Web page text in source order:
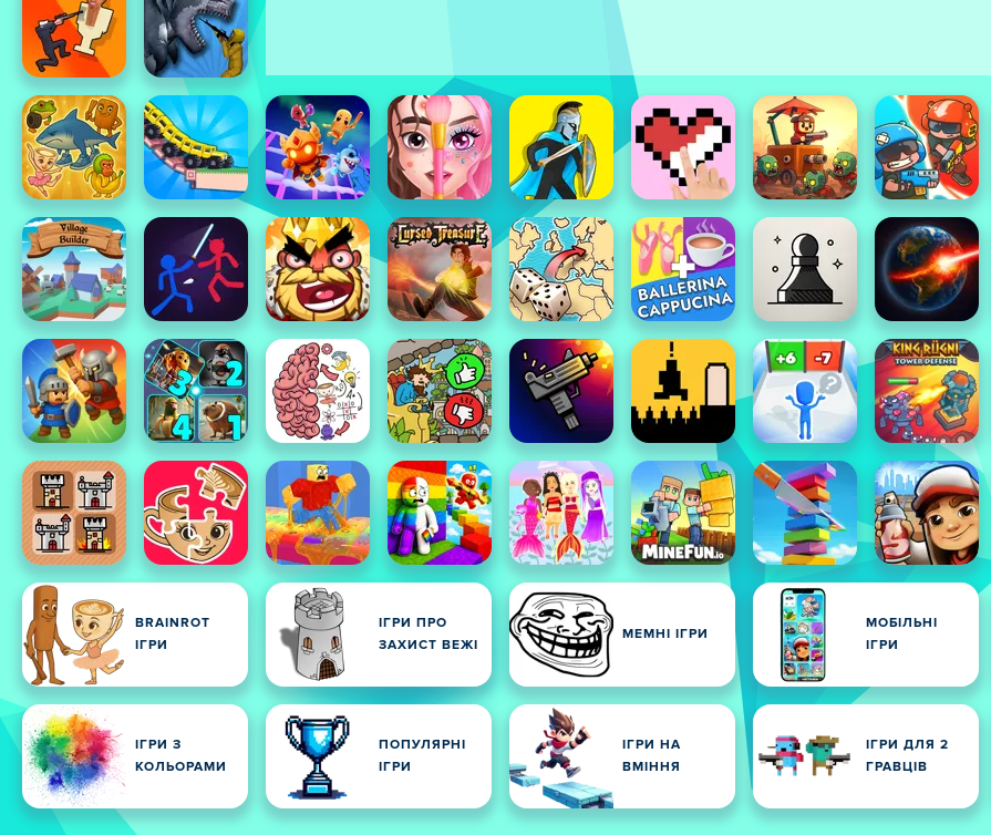
BRAINROT
ІГРИ
ІГРИ ПРО
ЗАХИСТ ВЕЖІ
МЕМНІ ІГРИ
МОБІЛЬНІ
ІГРИ
ІГРИ З
КОЛЬОРАМИ
ПОПУЛЯРНІ
ІГРИ
ІГРИ НА
ВМІННЯ
ІГРИ ДЛЯ 2
ГРАВЦІВ